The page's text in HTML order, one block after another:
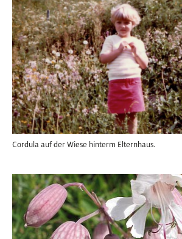
Cordula auf der Wiese hinterm Elternhaus.